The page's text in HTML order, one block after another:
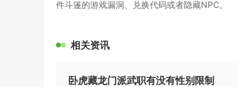
件斗篷的游戏漏洞、兑换代码或者隐藏NPC。
相关资讯
卧虎藏龙门派武职有没有性别限制